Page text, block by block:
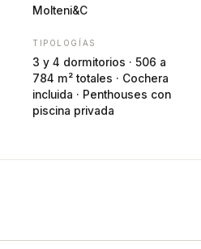
Molteni&C
TIPOLOGÍAS
3 y 4 dormitorios · 506 a
784 m² totales · Cochera
incluida · Penthouses con
piscina privada